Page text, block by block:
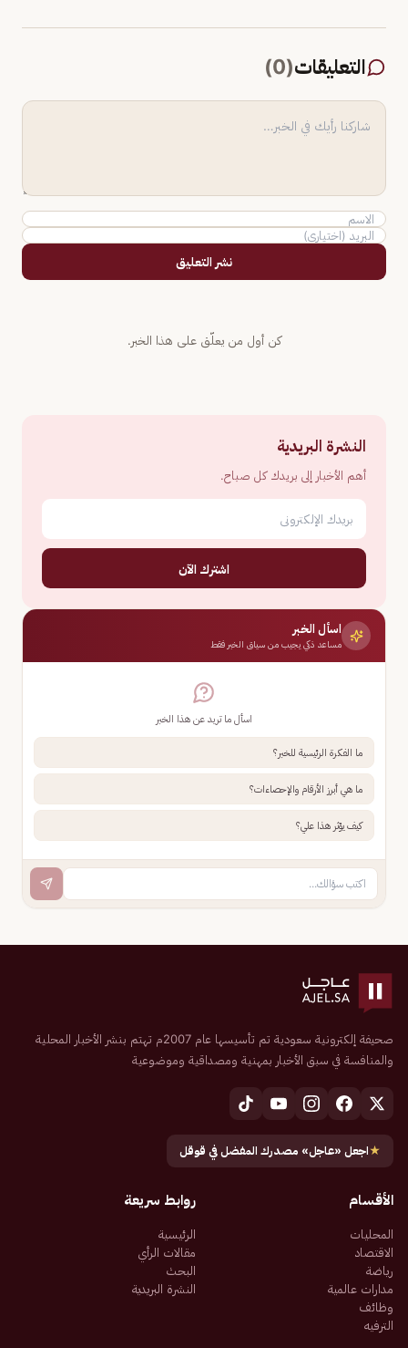
التعليقات(
0
)
نشر التعليق
كن أول من يعلّق على هذا الخبر.
النشرة البريدية
أهم الأخبار إلى بريدك كل صباح.
اشترك الآن
اسأل الخبر
مساعد ذكي يجيب من سياق الخبر فقط
اسأل ما تريد عن هذا الخبر
ما الفكرة الرئيسية للخبر؟
ما هي أبرز الأرقام والإحصاءات؟
كيف يؤثر هذا علي؟
صحيفة إلكترونية سعودية تم تأسيسها عام 2007م تهتم بنشر الأخبار المحلية
والمنافسة في سبق الأخبار بمهنية ومصداقية وموضوعية
★اجعل «عاجل» مصدرك المفضل في قوقل
الأقسام
المحليات
الاقتصاد
رياضة
مدارات عالمية
وظائف
الترفيه
روابط سريعة
الرئيسية
مقالات الرأي
البحث
النشرة البريدية